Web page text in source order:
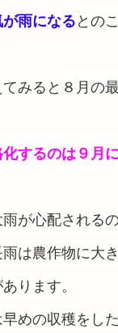
雨になる との
みると８月の
するのは９月
が心配されるの
は農作物に大
ります。
めの収穫をし